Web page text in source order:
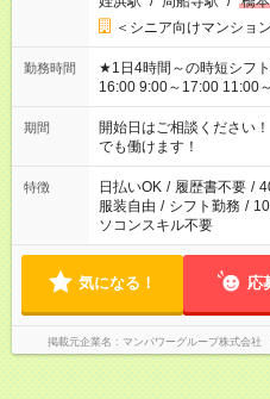
＜シニア向けマンショ
勤務時間
★1日4時間～の時短シフトOK ★スタート時間選べます
16:00 9:00～17:00 11:00～19:00
場合、他のお仕事と合わ
ん ※法令に基づき、週20
となります ※労働者派遣
短時間・短期間の就業は
期間
開始日はご相談くださ
でも働けます！
特徴 日払いOK / 履歴書不要 /
服装自由 / シフト勤務 /
ソコンスキル不要
気になる！ 応
掲載元企業名 マンパワーグループ株式会